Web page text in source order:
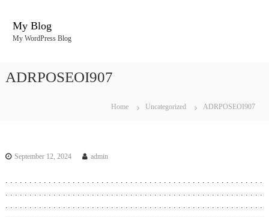
My Blog
My WordPress Blog
ADRPOSEOI907
Home Uncategorized ADRPOSEOI907
September 12, 2024 admin
. . . . . . . . . . . . . . . . . . . . . . . . . . . . . . . . . . . . . . . . . . . . . . . . . . . . . .
. . . . . . . . . . . . . . . . . . . . . . . . . . . . . . . . . . . . . . . . . . . . . . . . . . . . . .
. . . . . . . . . . . . . . . . . . . . . . . . . . . . . . . . . . . . . . . . . . . . . . . . . . . . . .